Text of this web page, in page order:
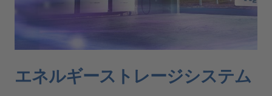
エネルギーストレージシステム